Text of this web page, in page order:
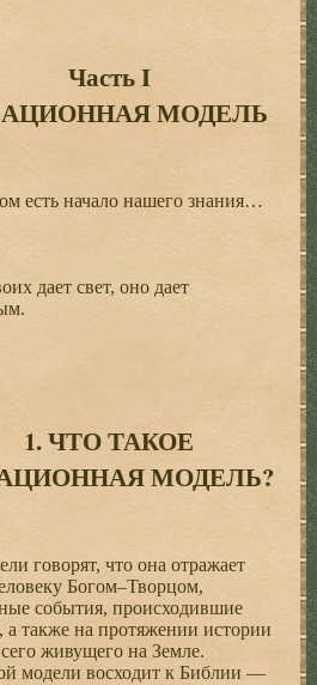
Часть I
МОДЕЛЬ
есть начало нашего знания…
дает свет, оно дает
1. ЧТО ТАКОЕ
МОДЕЛЬ?
говорят, что она отражает
Богом–Творцом,
события, происходившие
также на протяжении истории
живущего на Земле.
модели восходит к Библии —